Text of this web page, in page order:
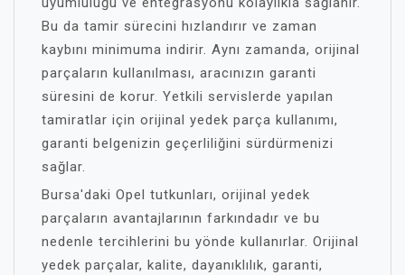
Bu da tamir sürecini hızlandırır ve zaman
kaybını minimuma indirir. Aynı zamanda, orijinal
parçaların kullanılması, aracınızın garanti
süresini de korur. Yetkili servislerde yapılan
tamiratlar için orijinal yedek parça kullanımı,
garanti belgenizin geçerliliğini sürdürmenizi
sağlar.
Bursa'daki Opel tutkunları, orijinal yedek
parçaların avantajlarının farkındadır ve bu
nedenle tercihlerini bu yönde kullanırlar. Orijinal
yedek parçalar, kalite, dayanıklılık, garanti,